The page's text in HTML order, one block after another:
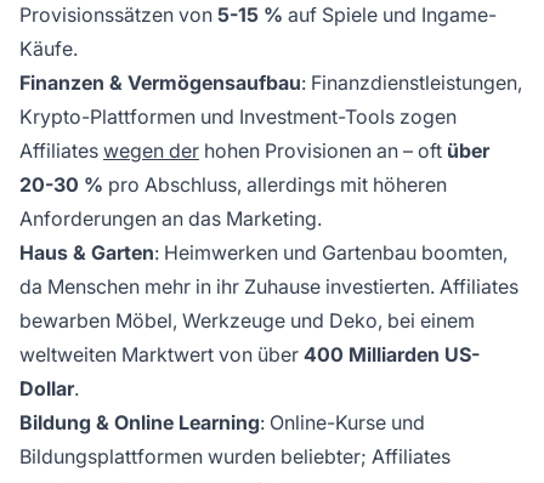
Provisionssätzen von 5-15 % auf Spiele und Ingame-
Käufe.
Finanzen & Vermögensaufbau: Finanzdienstleistungen,
Krypto-Plattformen und Investment-Tools zogen
Affiliates wegen der hohen Provisionen an – oft über
20-30 % pro Abschluss, allerdings mit höheren
Anforderungen an das Marketing.
Haus & Garten: Heimwerken und Gartenbau boomten,
da Menschen mehr in ihr Zuhause investierten. Affiliates
bewarben Möbel, Werkzeuge und Deko, bei einem
weltweiten Marktwert von über 400 Milliarden US-
Dollar.
Bildung & Online Learning: Online-Kurse und
Bildungsplattformen wurden beliebter; Affiliates